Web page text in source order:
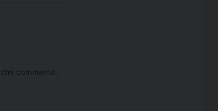
commento.